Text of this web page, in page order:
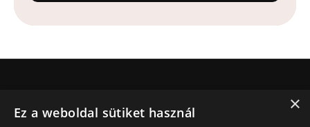
Ki Jesus.net?
×
Ez a weboldal sütiket használ